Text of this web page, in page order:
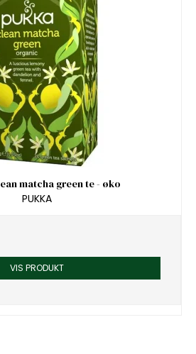
matcha green te - øko
PUKKA
VIS PRODUKT